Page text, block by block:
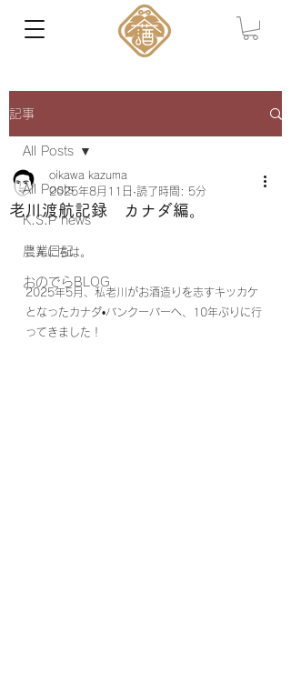
記事
All Posts
K.S.P news
農業日記
おのでらBLOG
All Posts
老川渡航記録 カナダ編。
oikawa kazuma
2025年8月11日 読了時間: 5分
こんにちは。
2025年5月、私老川がお酒造りを志すキッカケ
となったカナダ•バンクーバーへ、10年ぶりに行
ってきました！